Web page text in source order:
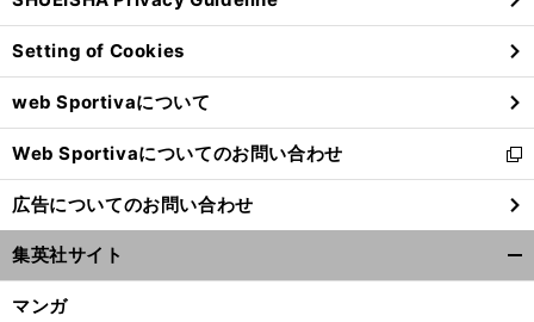
ン
ド
ウ
で
開
く
Setting of Cookies
web Sportivaについて
Web Sportivaについてのお問い合わせ
新
し
い
ウ
ィ
ン
広告についてのお問い合わせ
集英社サイト
マンガ